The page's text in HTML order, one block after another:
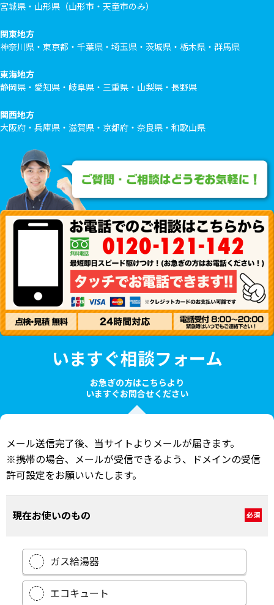
宮城県・山形県（山形市・天童市のみ）
関東地方
神奈川県・東京都・千葉県・埼玉県・茨城県・栃木県・群馬県
東海地方
静岡県・愛知県・岐阜県・三重県・山梨県・長野県
関西地方
大阪府・兵庫県・滋賀県・京都府・奈良県・和歌山県
いますぐ相談フォーム
お急ぎの方はこちらより
いますぐお問合せください
メール送信完了後、当サイトよりメールが届きます。
※携帯の場合、メールが受信できるよう、ドメインの受信
許可設定をお願いいたします。
現在お使いのもの 必須
ガス給湯器
エコキュート